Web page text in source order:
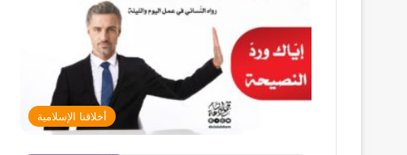
أخلاقنا الإسلامية